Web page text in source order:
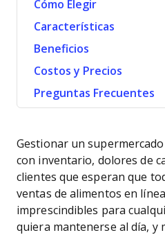
Cómo Elegir
Características
Beneficios
Costos y Precios
Preguntas Frecuentes
Gestionar un
con inventario, dolores de
clientes que esperan que
ventas de alimentos en
imprescindibles para
quiera mantenerse al día, y